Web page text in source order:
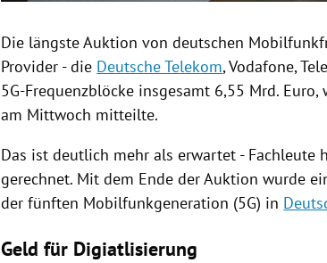
Die längsteAuktion von deutschen
Provider - die Deutsche Telekom,Vodafone,
5G-Frequenzblöcke insgesamt 6,55 Mrd.
am Mittwoch mitteilte.
Das ist deutlich mehr als erwartet - Fachleute
gerechnet. Mit dem Ende derAuktion wurde
der fünften Mobilfunkgeneration (5G) in
Geld für Digiatlisierung